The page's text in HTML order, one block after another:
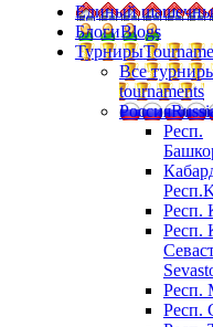
Единый
БлогиBlogs
Турниры
Все
tournaments
Россия
Респ.
Респ.
Респ.
Респ.
Респ.
Респ.